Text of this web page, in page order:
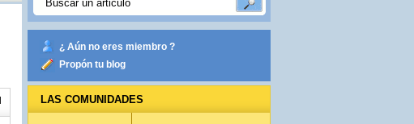
¿ Aún no eres miembro ?
Propón tu blog
LAS COMUNIDADES